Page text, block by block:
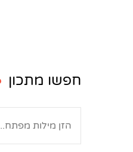
חפשו מתכון